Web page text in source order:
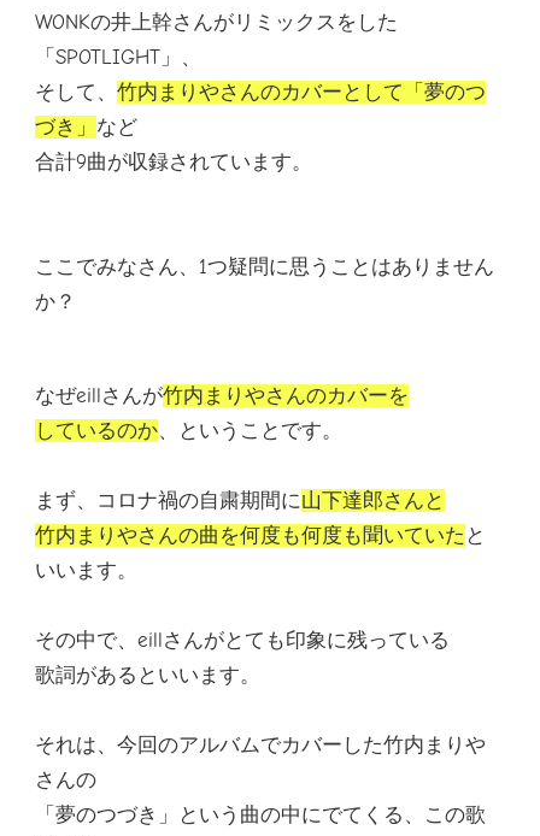
WONKの井上幹さんがリミックスをした
「 SPOTLIGHT 」、
そして、 竹内まりやさんのカバー として「 夢のつ
づき」 など
合計9曲が収録されています。
ここでみなさん、1つ疑問に思うことはありません
か？
なぜeillさんが竹内まりやさんのカバーを
しているのか、ということです。
まず、コロナ禍の自粛期間に山下達郎さんと
竹内まりやさんの曲を何度も何度も聞いていた と
いいます。
その中で、eillさんがとても印象に残っている
歌詞があるといいます。
それは、今回のアルバムでカバーした竹内まりや
さんの
「夢のつづき」という曲の中にでてくる、この歌